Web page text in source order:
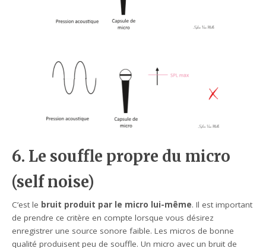
6. Le souffle propre du micro
(self noise)
C’est le bruit produit par le micro lui-même. Il est important
de prendre ce critère en compte lorsque vous désirez
enregistrer une source sonore faible. Les micros de bonne
qualité produisent peu de souffle. Un micro avec un bruit de